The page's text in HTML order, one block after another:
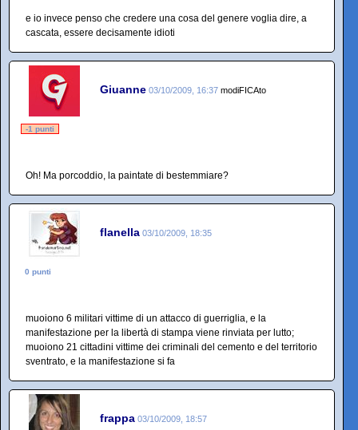
e io invece penso che credere una cosa del genere voglia dire, a
cascata, essere decisamente idioti
Giuanne 03/10/2009, 16:37 modiFICAto
-1 punti
Oh! Ma porcoddio, la paintate di bestemmiare?
flanella 03/10/2009, 18:35
0 punti
muoiono 6 militari vittime di un attacco di guerriglia, e la
manifestazione per la libertà di stampa viene rinviata per lutto;
muoiono 21 cittadini vittime dei criminali del cemento e del territorio
sventrato, e la manifestazione si fa
frappa 03/10/2009, 18:57